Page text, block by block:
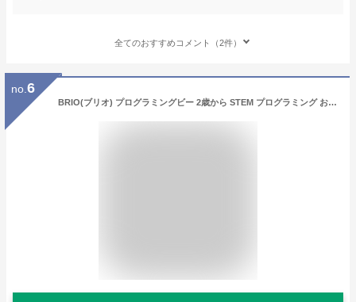
全てのおすすめコメント（2件）
no. 6
BRIO(ブリオ) プログラミングビー 2歳から STEM プログラミング おもちゃ